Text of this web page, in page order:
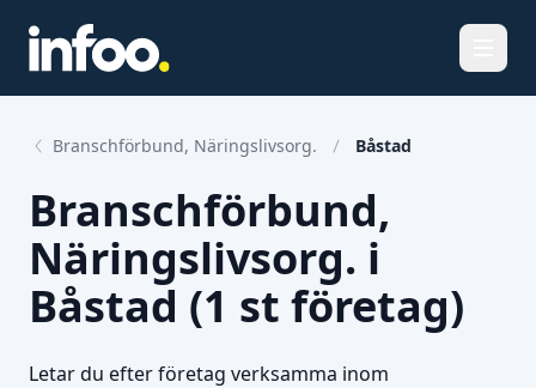
Branschförbund, Näringslivsorg. Båstad
Branschförbund,
Näringslivsorg. i
Båstad (1 st företag)
Letar du efter företag verksamma inom